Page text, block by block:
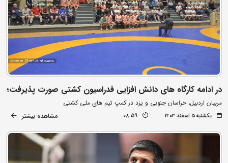
در ادامه کارگاه های دانش افزایی فدراسیون کشتی صورت پذیرفت؛
مربیان اردبیل، خراسان جنوبی و یزد در کمپ تیم های ملی کشتی
یکشنبه ۵ اسفند ۱۴۰۳ 08:59 مشاهده بیشتر